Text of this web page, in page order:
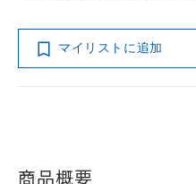
マイリストに追加
商品概要